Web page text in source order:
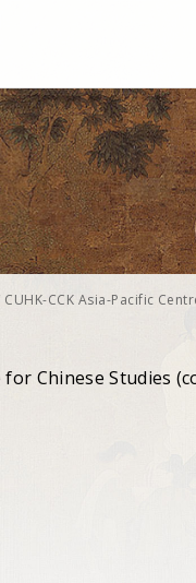
CUHK-CCK Asia-Pacific
for Chinese Studies